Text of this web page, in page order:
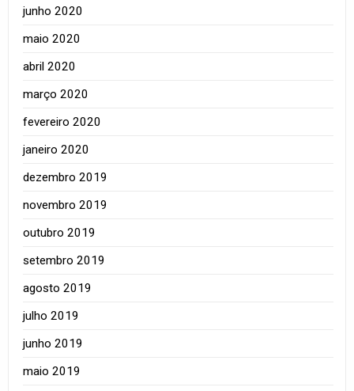
junho 2020
maio 2020
abril 2020
março 2020
fevereiro 2020
janeiro 2020
dezembro 2019
novembro 2019
outubro 2019
setembro 2019
agosto 2019
julho 2019
junho 2019
maio 2019